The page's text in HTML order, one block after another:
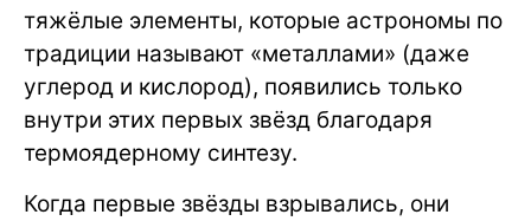
тяжёлые элементы, которые астрономы по
традиции называют «металлами» (даже
углерод и кислород), появились только
внутри этих первых звёзд благодаря
термоядерному синтезу.
Когда первые звёзды взрывались, они